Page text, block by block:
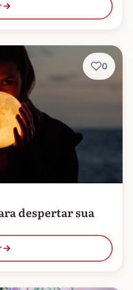
despertar sua
0